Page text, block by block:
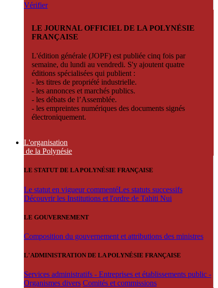
Vérifier
LE JOURNAL OFFICIEL DE LA POLYNÉSIE
FRANÇAISE
L'édition générale (JOPF) est publiée cinq fois par
semaine, du lundi au vendredi. S'y ajoutent quatre
éditions spécialisées qui publient :
- les titres de propriété industrielle.
- les annonces et marchés publics.
- les débats de l’Assemblée.
- les empreintes numériques des documents signés
électroniquement.
L'organisation
de la Polynésie
LE STATUT DE LA POLYNÉSIE FRANÇAISE
Le statut en vigueur commentéLes statuts successifs
Découvrir les Institutions et l'ordre de Tahiti Nui
LE GOUVERNEMENT
Composition du gouvernement et attributions des ministres
L'ADMINISTRATION DE LA POLYNÉSIE FRANÇAISE
Services administratifs - Entreprises et établissements public -
Organismes divers Comités et commissions